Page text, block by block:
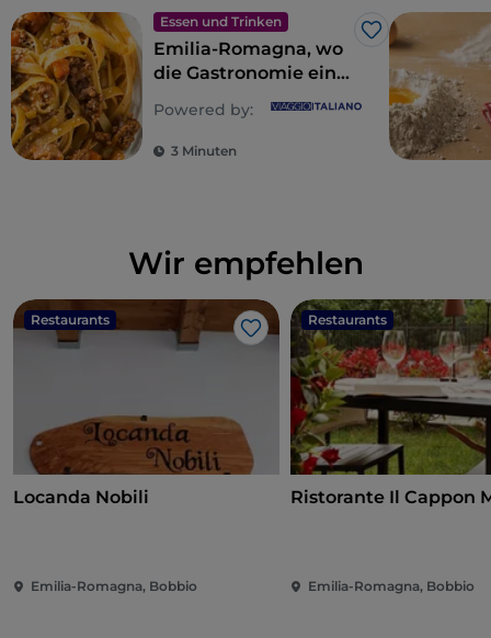
Essen und Trinken
Like
Emilia-Romagna, wo
die Gastronomie ein
Reich der Sinne ist
Powered by:
3 Minuten
Wir empfehlen
Restaurants
Like
Locanda Nobili
Emilia-Romagna, Bobbio
Restaurants
Ristorante Il Cappon
Emilia-Romagna, Bobbio